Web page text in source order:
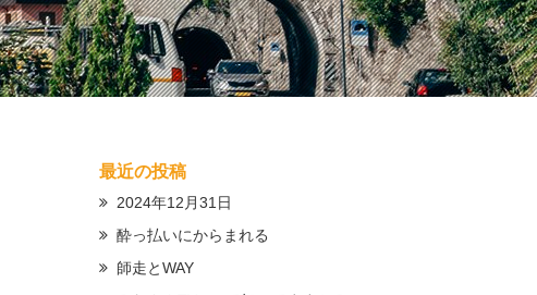
最近の投稿
2024年12月31日
酔っ払いにからまれる
師走とWAY